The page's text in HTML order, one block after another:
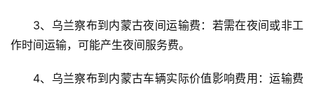
3、乌兰察布到内蒙古夜间运输费：若需在夜间或非工
作时间运输，可能产生夜间服务费。
4、乌兰察布到内蒙古车辆实际价值影响费用：运输费